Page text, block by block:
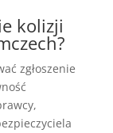
kolizji
zgłoszenie